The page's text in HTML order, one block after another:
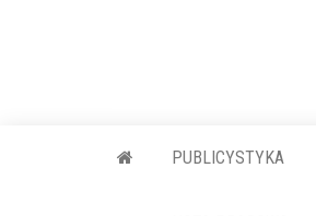
PUBLICYSTYKA